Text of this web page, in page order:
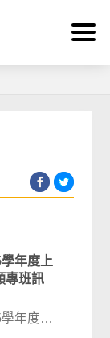
年度上
專班訊
年度上